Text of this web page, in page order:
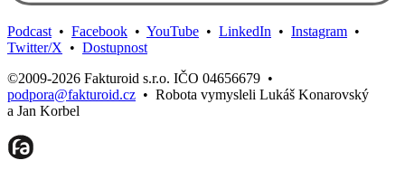
Podcast • Facebook • YouTube • LinkedIn • Instagram •
Twitter/X • Dostupnost
©2009-2026 Fakturoid s.r.o. IČO 04656679 •
podpora@fakturoid.cz • Robota vymysleli Lukáš Konarovský
a Jan Korbel